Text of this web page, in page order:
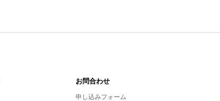
お問合わせ
申し込みフォーム